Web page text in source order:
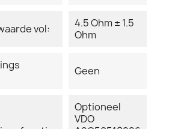
vol:
4.5 Ohm ± 1.5
Ohm
Geen
Optioneel
VDO